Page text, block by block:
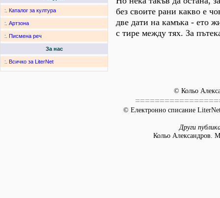
:. Каталог за култура
:. Артзона
:. Писмена реч
За нас
:. Всичко за LiterNet
без своите рани какво е
две дати на камъка - ето
с тире между тях. За
© Кольо
© Електронно списание
Други
Кольо Александров.